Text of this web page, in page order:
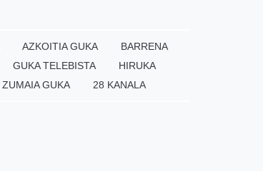
AZKOITIA GUKA
BARRENA
GUKA TELEBISTA
HIRUKA
ZUMAIA GUKA 28 KANALA